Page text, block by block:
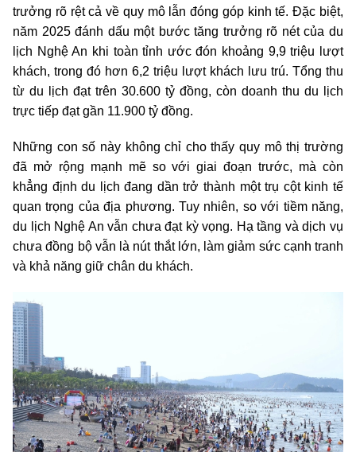
trưởng rõ rệt cả về quy mô lẫn đóng góp kinh tế. Đặc biệt,
năm 2025 đánh dấu một bước tăng trưởng rõ nét của du
lịch Nghệ An khi toàn tỉnh ước đón khoảng 9,9 triệu lượt
khách, trong đó hơn 6,2 triệu lượt khách lưu trú. Tổng thu
từ du lịch đạt trên 30.600 tỷ đồng, còn doanh thu du lịch
trực tiếp đạt gần 11.900 tỷ đồng.
Những con số này không chỉ cho thấy quy mô thị trường
đã mở rộng mạnh mẽ so với giai đoạn trước, mà còn
khẳng định du lịch đang dần trở thành một trụ cột kinh tế
quan trọng của địa phương. Tuy nhiên, so với tiềm năng,
du lịch Nghệ An vẫn chưa đạt kỳ vọng. Hạ tầng và dịch vụ
chưa đồng bộ vẫn là nút thắt lớn, làm giảm sức cạnh tranh
và khả năng giữ chân du khách.